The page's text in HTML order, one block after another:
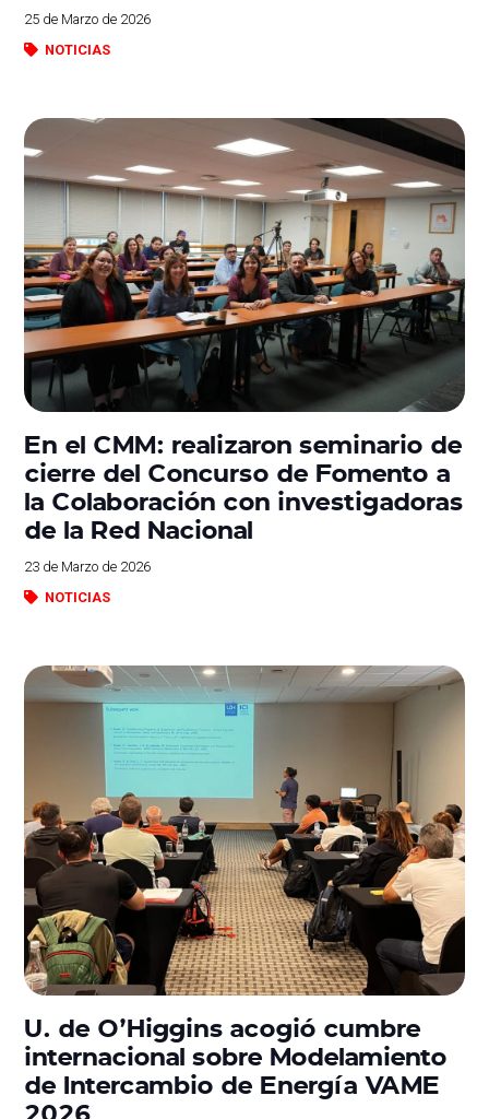
25 de Marzo de 2026
NOTICIAS
En el CMM: realizaron seminario de
cierre del Concurso de Fomento a
la Colaboración con investigadoras
de la Red Nacional
23 de Marzo de 2026
NOTICIAS
U. de O’Higgins acogió cumbre
internacional sobre Modelamiento
de Intercambio de Energía VAME